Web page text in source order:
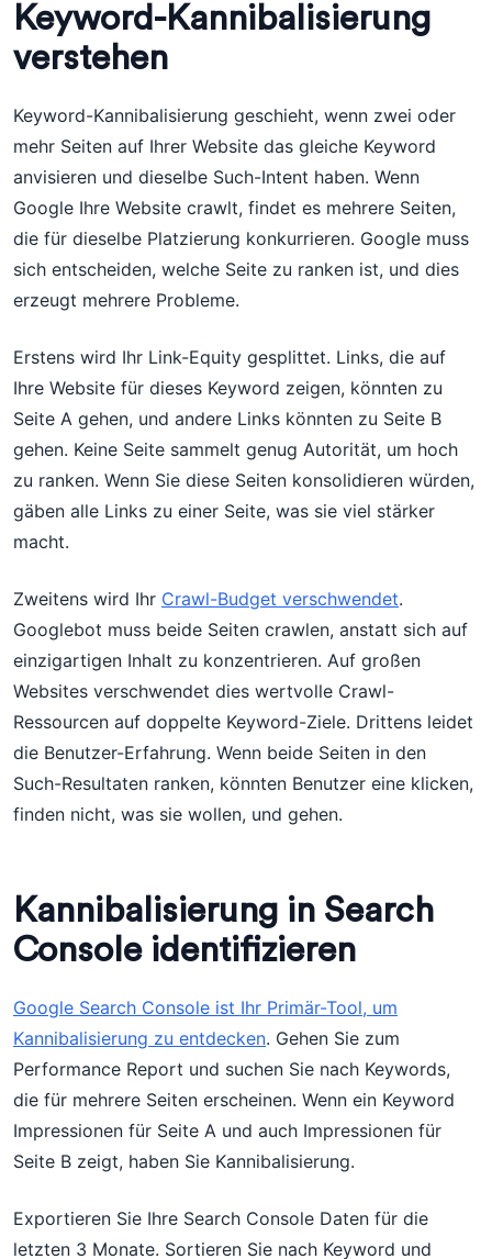
Keyword-Kannibalisierung
verstehen
Keyword-Kannibalisierung geschieht, wenn zwei oder
mehr Seiten auf Ihrer Website das gleiche Keyword
anvisieren und dieselbe Such-Intent haben. Wenn
Google Ihre Website crawlt, findet es mehrere Seiten,
die für dieselbe Platzierung konkurrieren. Google muss
sich entscheiden, welche Seite zu ranken ist, und dies
erzeugt mehrere Probleme.
Erstens wird Ihr Link-Equity gesplittet. Links, die auf
Ihre Website für dieses Keyword zeigen, könnten zu
Seite A gehen, und andere Links könnten zu Seite B
gehen. Keine Seite sammelt genug Autorität, um hoch
zu ranken. Wenn Sie diese Seiten konsolidieren würden,
gäben alle Links zu einer Seite, was sie viel stärker
macht.
Zweitens wird Ihr Crawl-Budget verschwendet.
Googlebot muss beide Seiten crawlen, anstatt sich auf
einzigartigen Inhalt zu konzentrieren. Auf großen
Websites verschwendet dies wertvolle Crawl-
Ressourcen auf doppelte Keyword-Ziele. Drittens leidet
die Benutzer-Erfahrung. Wenn beide Seiten in den
Such-Resultaten ranken, könnten Benutzer eine klicken,
finden nicht, was sie wollen, und gehen.
Kannibalisierung in Search
Console identifizieren
Google Search Console ist Ihr Primär-Tool, um
Kannibalisierung zu entdecken. Gehen Sie zum
Performance Report und suchen Sie nach Keywords,
die für mehrere Seiten erscheinen. Wenn ein Keyword
Impressionen für Seite A und auch Impressionen für
Seite B zeigt, haben Sie Kannibalisierung.
Exportieren Sie Ihre Search Console Daten für die
letzten 3 Monate. Sortieren Sie nach Keyword und